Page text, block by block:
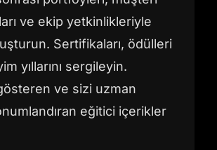
ve ekip yetkinlikleriyle
Sertifikaları, ödülleri
yıllarını sergileyin.
ve sizi uzman
eğitici içerikler